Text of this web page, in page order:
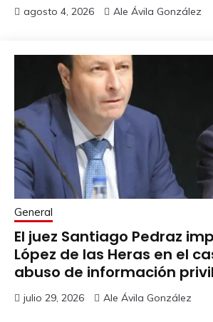
agosto 4, 2026 Ale Ávila González
General
El juez Santiago Pedraz
López de las Heras en el
abuso de información
julio 29, 2026 Ale Ávila González